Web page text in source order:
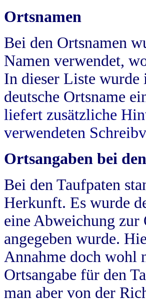
Ortsnamen
Bei den Ortsnamen
Namen verwendet,
In dieser Liste wurde
deutsche Ortsname
liefert zusätzliche
verwendeten
Ortsangaben bei
Bei den Taufpaten
Herkunft. Es wurde
eine Abweichung zur
angegeben wurde.
Annahme doch wohl
Ortsangabe für den
man aber von der